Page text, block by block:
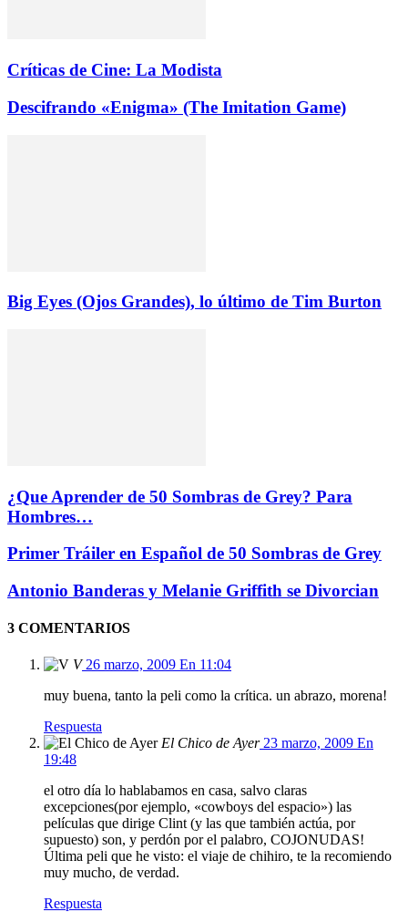
Críticas de Cine: La Modista
Descifrando «Enigma» (The Imitation Game)
Big Eyes (Ojos Grandes), lo último de Tim Burton
¿Que Aprender de 50 Sombras de Grey? Para
Hombres…
Primer Tráiler en Español de 50 Sombras de Grey
Antonio Banderas y Melanie Griffith se Divorcian
3 COMENTARIOS
V 26 marzo, 2009 En 11:04
muy buena, tanto la peli como la crítica. un abrazo, morena!
Respuesta
El Chico de Ayer 23 marzo, 2009 En
19:48
el otro día lo hablabamos en casa, salvo claras
excepciones(por ejemplo, «cowboys del espacio») las
películas que dirige Clint (y las que también actúa, por
supuesto) son, y perdón por el palabro, COJONUDAS!
Última peli que he visto: el viaje de chihiro, te la recomiendo
muy mucho, de verdad.
Respuesta